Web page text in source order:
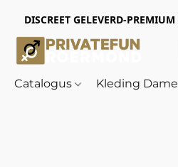
DISCREET GELEVERD-
Catalogus Kleding